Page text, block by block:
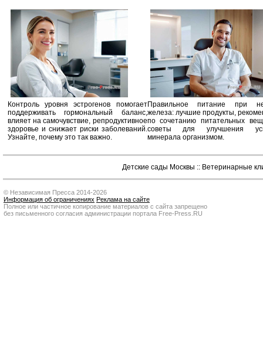
Контроль уровня эстрогенов помогает
поддерживать гормональный баланс,
влияет на самочувствие, репродуктивное
здоровье и снижает риски заболеваний.
Узнайте, почему это так важно.
Правильное питание при
железа: лучшие продукты,
по сочетанию питательных
советы для улучшения
минерала организмом.
Детские сады Москвы :: Ветеринарные
© Независимая Пресса 2014-2026
Информация об ограничениях Реклама на сайте
Полное или частичное копирование материалов с сайта запрещено
без письменного согласия администрации портала Free-Press.RU